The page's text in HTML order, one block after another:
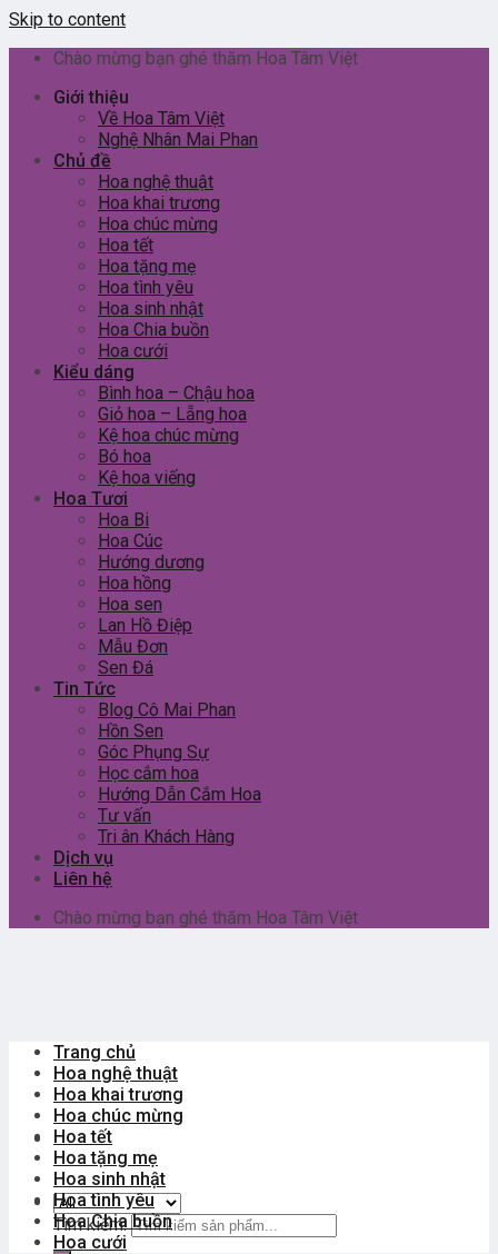
Skip to content
Chào mừng bạn ghé thăm Hoa Tâm Việt
Giới thiệu
Về Hoa Tâm Việt
Nghệ Nhân Mai Phan
Chủ đề
Hoa nghệ thuật
Hoa khai trương
Hoa chúc mừng
Hoa tết
Hoa tặng mẹ
Hoa tình yêu
Hoa sinh nhật
Hoa Chia buồn
Hoa cưới
Kiểu dáng
Bình hoa – Chậu hoa
Giỏ hoa – Lẵng hoa
Kệ hoa chúc mừng
Bó hoa
Kệ hoa viếng
Hoa Tươi
Hoa Bi
Hoa Cúc
Hướng dương
Hoa hồng
Hoa sen
Lan Hồ Điệp
Mẫu Đơn
Sen Đá
Tin Tức
Blog Cô Mai Phan
Hồn Sen
Góc Phụng Sự
Học cắm hoa
Hướng Dẫn Cắm Hoa
Tư vấn
Tri ân Khách Hàng
Dịch vụ
Liên hệ
Chào mừng bạn ghé thăm Hoa Tâm Việt
Tìm kiếm:
Trang chủ
Hoa nghệ thuật
Hoa khai trương
Hoa chúc mừng
Hoa tết
Hoa tặng mẹ
Hoa sinh nhật
Hoa tình yêu
Hoa Chia buồn
Hoa cưới